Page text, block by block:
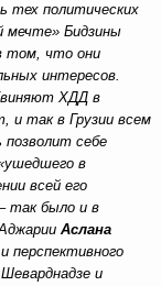
тех политических
мечте» Бидзины
том, что они
интересов.
ХДД в
и так в Грузии всем
себе
в
всей его
так было и в
Аслана
перспективного
и